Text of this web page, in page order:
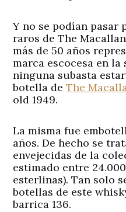
Y no se podían pasar
raros de The
más de 50 años
marca escocesa en la
ninguna subasta
botella deThe
old 1949.
La misma fue
años. De hecho se
envejecidas de la
estimado entre
esterlinas). Tan solo
botellas de este
barrica 136.